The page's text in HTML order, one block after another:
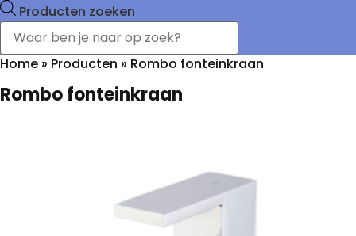
Producten zoeken
Home » Producten » Rombo fonteinkraan
Rombo fonteinkraan